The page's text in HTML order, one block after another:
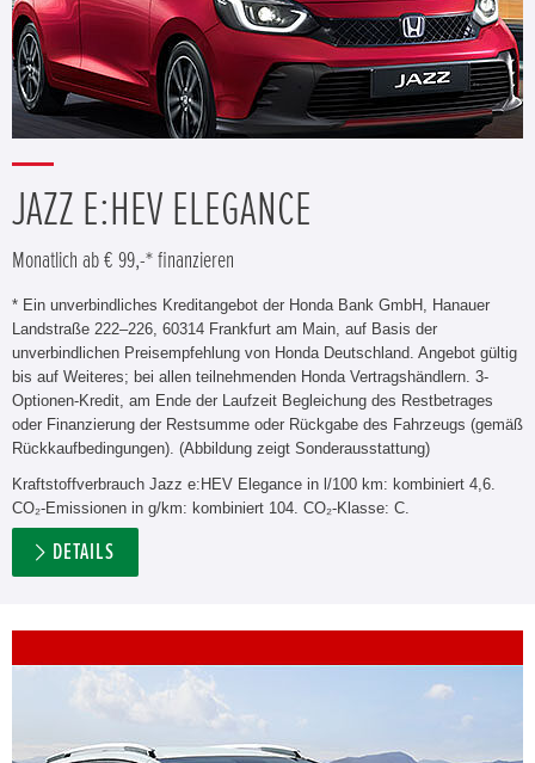
JAZZ E:HEV ELEGANCE
Monatlich ab € 99,-* finanzieren
* Ein unverbindliches Kreditangebot der Honda Bank GmbH, Hanauer
Landstraße 222–226, 60314 Frankfurt am Main, auf Basis der
unverbindlichen Preisempfehlung von Honda Deutschland. Angebot gültig
bis auf Weiteres; bei allen teilnehmenden Honda Vertragshändlern. 3-
Optionen-Kredit, am Ende der Laufzeit Begleichung des Restbetrages
oder Finanzierung der Restsumme oder Rückgabe des Fahrzeugs (gemäß
Rückkaufbedingungen). (Abbildung zeigt Sonderausstattung)
Kraftstoffverbrauch Jazz e:HEV Elegance in l/100 km: kombiniert 4,6.
CO₂-Emissionen in g/km: kombiniert 104. CO₂-Klasse: C.
DETAILS